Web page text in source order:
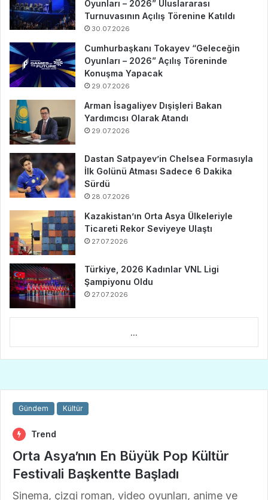
Oyunları – 2026” Uluslararası
Turnuvasının Açılış Törenine Katıldı
30.07.2026
Cumhurbaşkanı Tokayev “Geleceğin
Oyunları – 2026” Açılış Töreninde
Konuşma Yapacak
29.07.2026
Arman İsagaliyev Dışişleri Bakan
Yardımcısı Olarak Atandı
29.07.2026
Dastan Satpayev’in Chelsea Formasıyla
İlk Golünü Atması Sadece 6 Dakika
Sürdü
28.07.2026
Kazakistan’ın Orta Asya Ülkeleriyle
Ticareti Rekor Seviyeye Ulaştı
27.07.2026
Türkiye, 2026 Kadınlar VNL Ligi
Şampiyonu Oldu
27.07.2026
...